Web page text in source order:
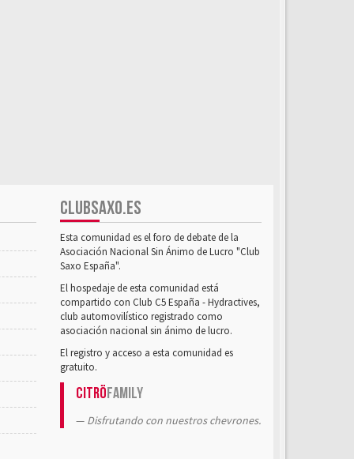
CLUBSAXO.ES
Esta comunidad es el foro de debate de la
Asociación Nacional Sin Ánimo de Lucro "Club
Saxo España".
El hospedaje de esta comunidad está
compartido con Club C5 España - Hydractives,
club automovilístico registrado como
asociación nacional sin ánimo de lucro.
El registro y acceso a esta comunidad es
gratuito.
CitröFamily
Disfrutando con nuestros chevrones.